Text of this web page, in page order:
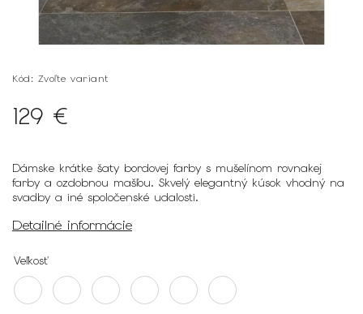
Kód: Zvoľte variant
129 €
Dámske krátke šaty bordovej farby s mušelínom rovnakej
farby a ozdobnou mašľou. Skvelý elegantný kúsok vhodný na
svadby a iné spoločenské udalosti.
Detailné informácie
Veľkosť